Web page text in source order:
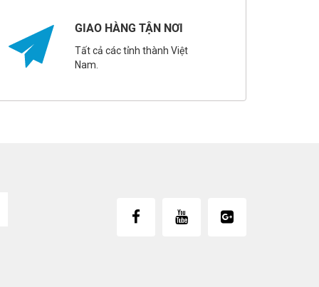
GIAO HÀNG TẬN NƠI
Tất cả các tỉnh thành Việt
Nam.